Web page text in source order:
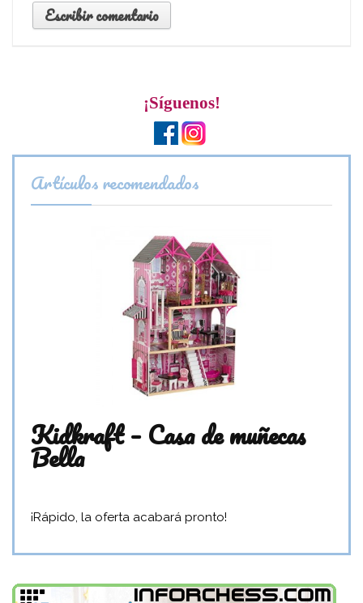
¡Síguenos!
Artículos recomendados
Kidkraft – Casa de muñecas
Bella
¡Rápido, la oferta acabará pronto!